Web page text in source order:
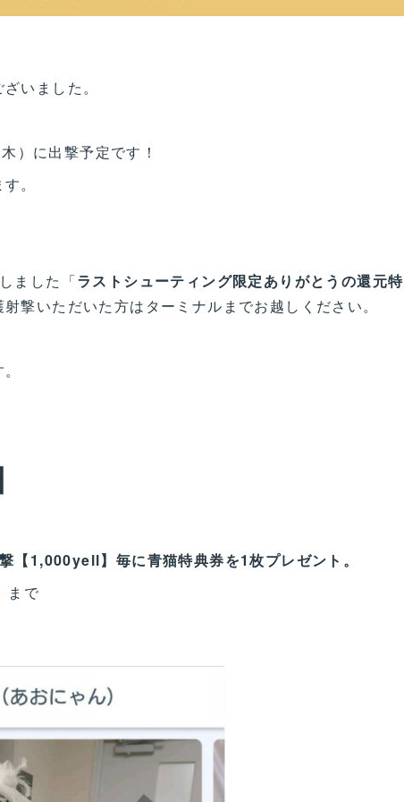
いました。
）に出撃予定です！
。
ました「ラストシューティング限定ありがとうの還元特
撃いただいた方はターミナルまでお越しください。
【1,000yell】毎に青猫特典券を1枚プレゼント。
まで